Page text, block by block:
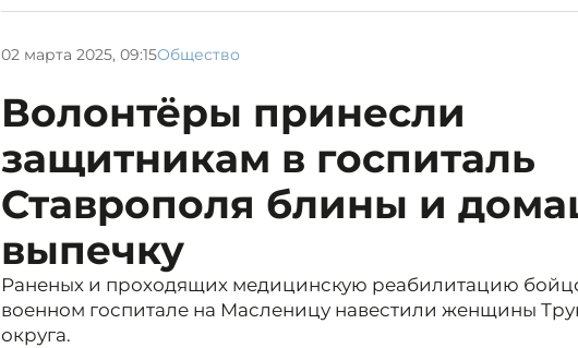
02 марта 2025, 09:15Общество
Волонтёры принесли
защитникам в госпиталь
Ставрополя блины и
выпечку
Раненых и проходящих медицинскую реабилитацию
военном госпитале на Масленицу навестили женщины
округа.